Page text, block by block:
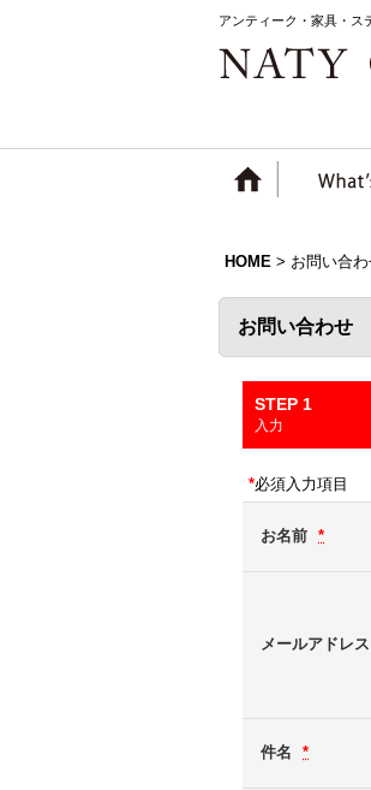
アンティーク・家具・ス
HOME > お問い合
お問い合わせ
STEP 1
入力
*必須入力項目
お名前 *
メールアドレス
件名 *